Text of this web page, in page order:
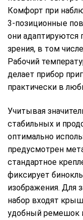
Комфорт при
3‑позиционные
они адаптируются
зрения, в том
Рабочий
делает прибор
практически в
Учитывая
стабильных и
оптимально
предусмотрен
стандартное
фиксирует
изображения. Для
набор входят
удобный ремешок